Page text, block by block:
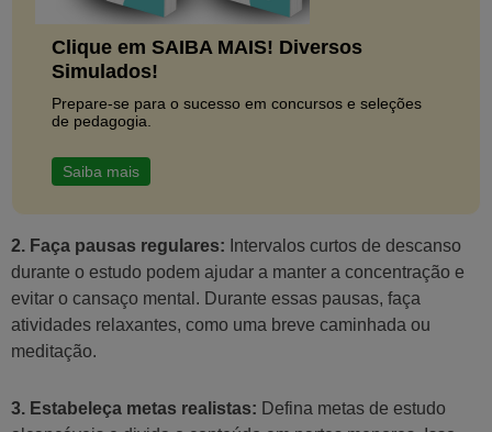
Clique em SAIBA MAIS! Diversos
Simulados!
Prepare-se para o sucesso em concursos e seleções
de pedagogia.
Saiba mais
2. Faça pausas regulares: Intervalos curtos de descanso
durante o estudo podem ajudar a manter a concentração e
evitar o cansaço mental. Durante essas pausas, faça
atividades relaxantes, como uma breve caminhada ou
meditação.
3. Estabeleça metas realistas: Defina metas de estudo